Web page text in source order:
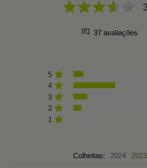
37 avaliações
5
4
3
2
1
Colheitas: 2024 2023